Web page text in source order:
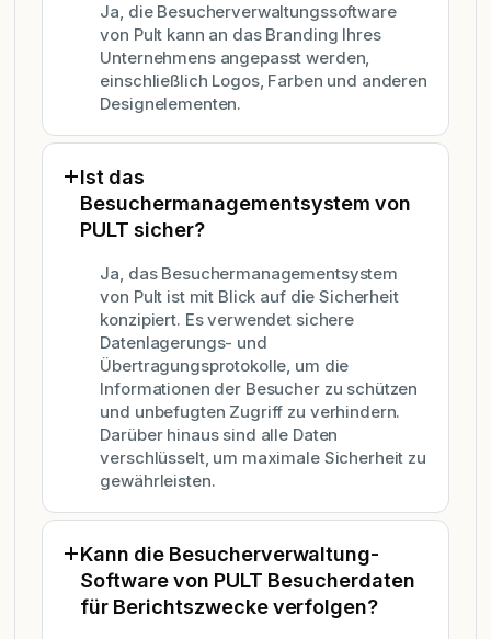
Ja, die Besucherverwaltungssoftware
von Pult kann an das Branding Ihres
Unternehmens angepasst werden,
einschließlich Logos, Farben und anderen
Designelementen.
Ist das
Besuchermanagementsystem von
PULT sicher?
Ja, das Besuchermanagementsystem
von Pult ist mit Blick auf die Sicherheit
konzipiert. Es verwendet sichere
Datenlagerungs- und
Übertragungsprotokolle, um die
Informationen der Besucher zu schützen
und unbefugten Zugriff zu verhindern.
Darüber hinaus sind alle Daten
verschlüsselt, um maximale Sicherheit zu
gewährleisten.
Kann die Besucherverwaltung-
Software von PULT Besucherdaten
für Berichtszwecke verfolgen?